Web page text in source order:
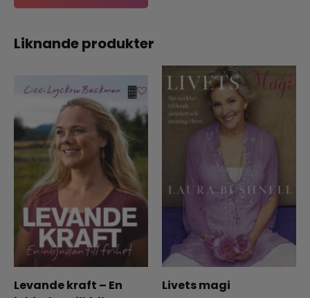
Liknande produkter
Levande kraft – En
Livets magi